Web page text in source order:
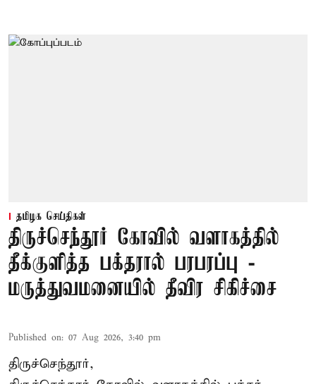
தமிழக செய்திகள்
திருச்செந்தூர் கோவில் வளாகத்தில்
தீக்குளித்த பக்தரால் பரபரப்பு -
மருத்துவமனையில் தீவிர சிகிச்சை
Published on: 07 Aug 2026, 3:40 pm
திருச்செந்தூர்,